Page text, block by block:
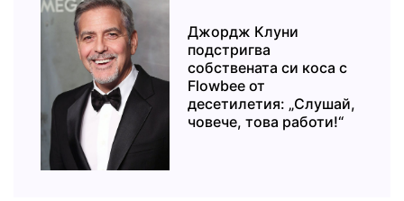
Джордж Клуни
подстригва
собствената си коса с
Flowbee от
десетилетия: „Слушай,
човече, това работи!“